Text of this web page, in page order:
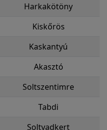
Harkakötöny
Kiskőrös
Kaskantyú
Akasztó
Soltszentimre
Tabdi
Soltvadkert